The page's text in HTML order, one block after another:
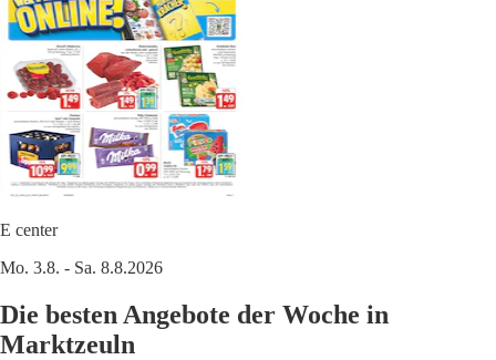
E center
Mo. 3.8. - Sa. 8.8.2026
Die besten Angebote der Woche in
Marktzeuln